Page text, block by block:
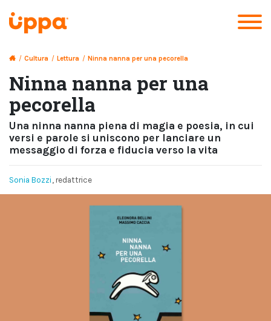
/ Cultura / Lettura / Ninna nanna per una pecorella
Ninna nanna per una
pecorella
Una ninna nanna piena di magia e poesia, in cui
versi e parole si uniscono per lanciare un
messaggio di forza e fiducia verso la vita
Sonia Bozzi , redattrice